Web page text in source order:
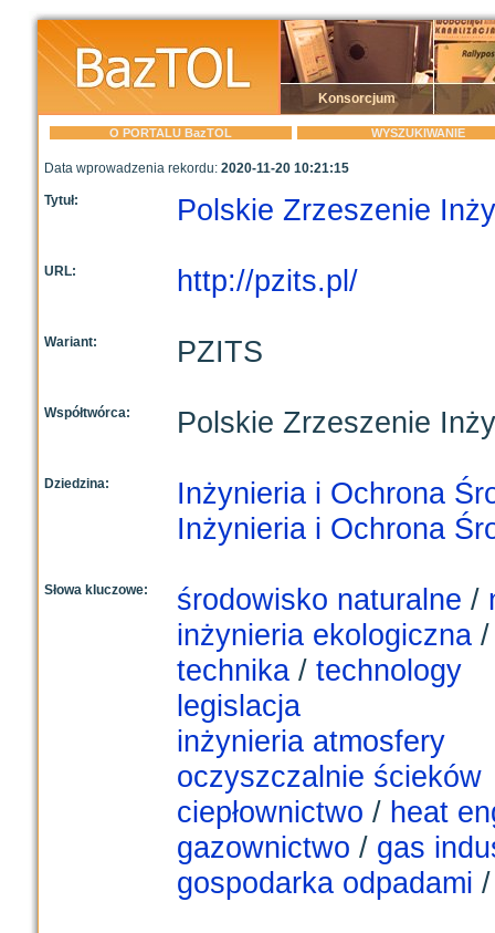
Konsorcjum
O PORTALU BazTOL WYSZUKIWANIE
Data wprowadzenia rekordu: 2020-11-20 10:21:15
Tytuł: Polskie Zrzeszenie
URL: http://pzits.pl/
Wariant: PZITS
Współtwórca: Polskie Zrzeszenie
Dziedzina:
Inżynieria i Ochrona
Inżynieria i Ochrona
Słowa kluczowe: środowisko naturalne /
inżynieria ekologiczna
technika/ technology
legislacja
inżynieria atmosfery
oczyszczalnie ścieków
ciepłownictwo / heat
gazownictwo / gas
gospodarka odpadami